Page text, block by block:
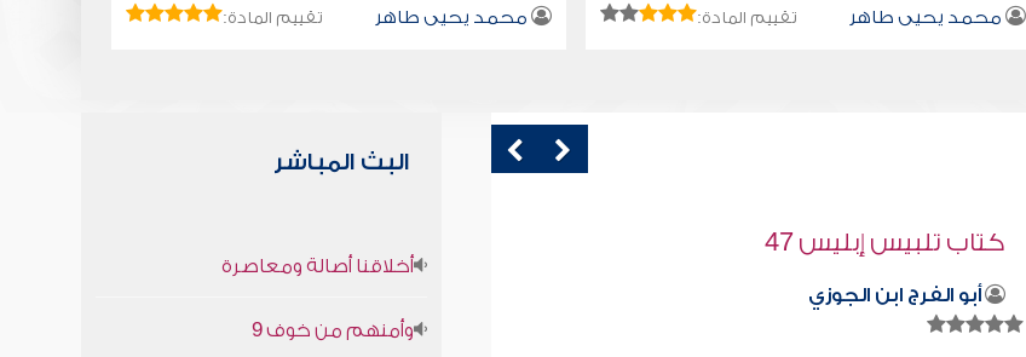
محمد يحيى طاهر تقييم المادة: محمد يحيى طاهر تقييم المادة:
كتاب تلبيس إبليس 33
أبو الفرج ابن الجوزي
في فنون التعامل " - اختر الكلام المناسب
محمد العريفي
البث المباشر
أخلاقنا أصالة ومعاصرة
وأمنهم من خوف 9